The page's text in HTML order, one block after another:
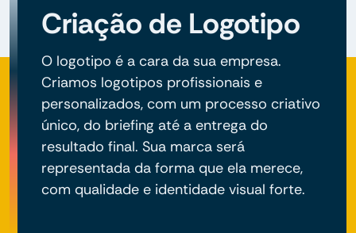
Criação de Logotipo
O logotipo é a cara da sua empresa.
Criamos logotipos profissionais e
personalizados, com um processo criativo
único, do briefing até a entrega do
resultado final. Sua marca será
representada da forma que ela merece,
com qualidade e identidade visual forte.